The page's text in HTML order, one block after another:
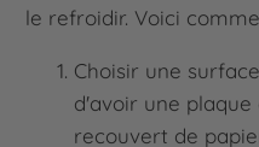
le refroidir. Voici
Choisir une
d'avoir une
recouvert de